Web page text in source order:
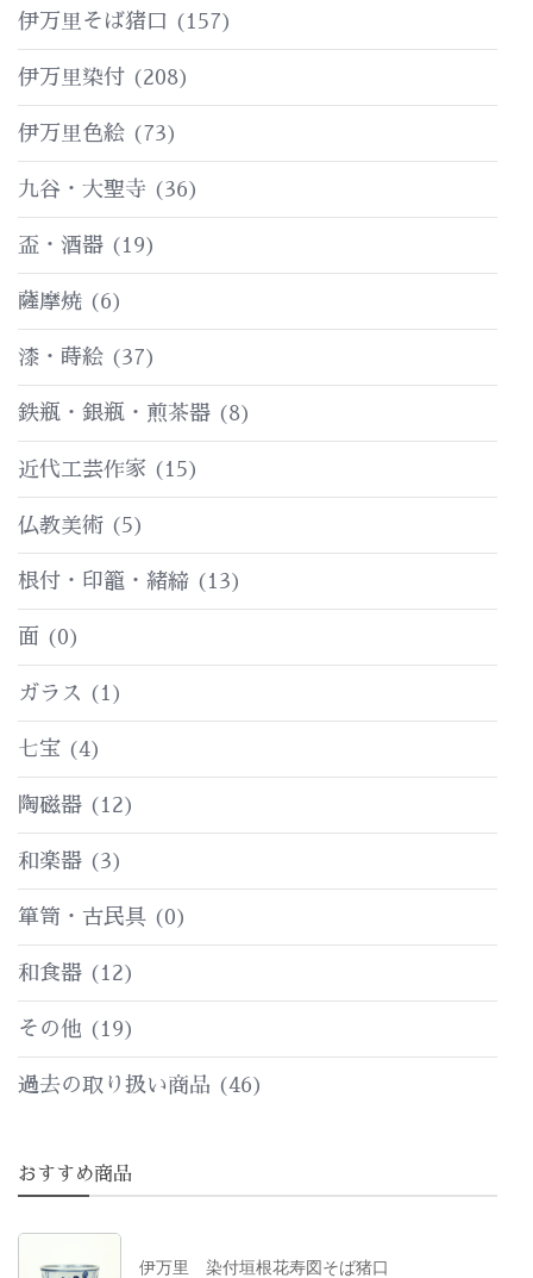
伊万里そば猪口 (157)
伊万里染付 (208)
伊万里色絵 (73)
九谷・大聖寺 (36)
盃・酒器 (19)
薩摩焼 (6)
漆・蒔絵 (37)
鉄瓶・銀瓶・煎茶器 (8)
近代工芸作家 (15)
仏教美術 (5)
根付・印籠・緒締 (13)
面 (0)
ガラス (1)
七宝 (4)
陶磁器 (12)
和楽器 (3)
箪笥・古民具 (0)
和食器 (12)
その他 (19)
過去の取り扱い商品 (46)
おすすめ商品
伊万里 染付垣根花寿図そば猪口